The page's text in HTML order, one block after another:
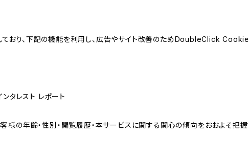
おり、下記の機能を利用し、広告やサイト改善のためDoubleClick Cookie
タレスト レポート
の年齢・性別・閲覧履歴・本サービスに関する関心の傾向をおおよそ把握